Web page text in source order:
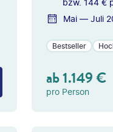
bzw. 144 €
Mai — Juli
Bestseller
ab1.149€
pro Person